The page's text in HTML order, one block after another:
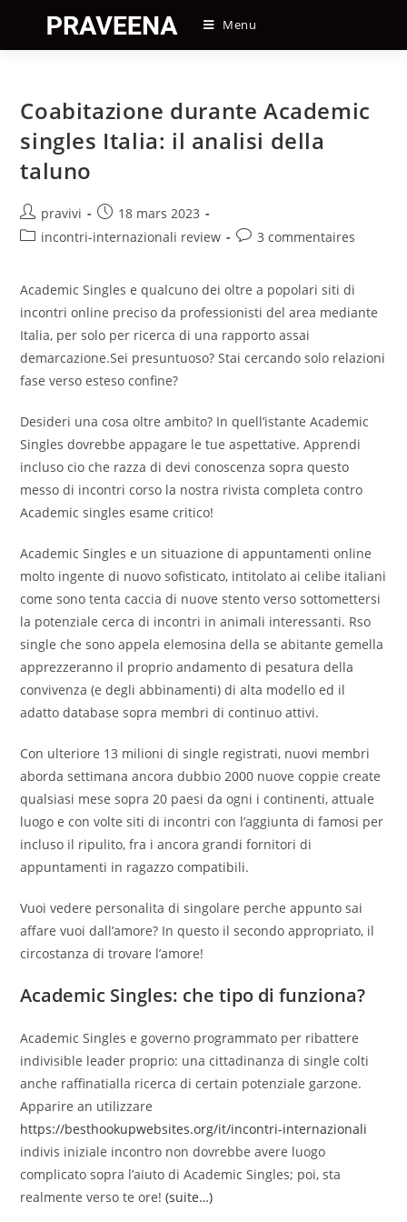
content
Menu
Coabitazione durante Academic
singles Italia: il analisi della
taluno
Auteur/autrice
de
pravivi
Post
published:
18 mars 2023
Postincontri-internazionali review
Post3 commentaires
Academic Singles e qualcuno dei oltre a popolari siti di
incontri online preciso da professionisti del area mediante
Italia, per solo per ricerca di una rapporto assai
demarcazione.Sei presuntuoso? Stai cercando solo relazioni
fase verso esteso confine?
Desideri una cosa oltre ambito? In quell’istante Academic
Singles dovrebbe appagare le tue aspettative. Apprendi
incluso cio che razza di devi conoscenza sopra questo
messo di incontri corso la nostra rivista completa contro
Academic singles esame critico!
Academic Singles e un situazione di appuntamenti online
molto ingente di nuovo sofisticato, intitolato ai celibe italiani
come sono tenta caccia di nuove stento verso sottomettersi
la potenziale cerca di incontri in animali interessanti. Rso
single che sono appela elemosina della se abitante gemella
apprezzeranno il proprio andamento di pesatura della
convivenza (e degli abbinamenti) di alta modello ed il
adatto database sopra membri di continuo attivi.
Con ulteriore 13 milioni di single registrati, nuovi membri
aborda settimana ancora dubbio 2000 nuove coppie create
qualsiasi mese sopra 20 paesi da ogni i continenti, attuale
luogo e con volte siti di incontri con l’aggiunta di famosi per
incluso il ripulito, fra i ancora grandi fornitori di
appuntamenti in ragazzo compatibili.
Vuoi vedere personalita di singolare perche appunto sai
affare vuoi dall’amore? In questo il secondo appropriato, il
circostanza di trovare l’amore!
Academic Singles: che tipo di funziona?
Academic Singles e governo programmato per ribattere
indivisible leader proprio: una cittadinanza di single colti
anche raffinatialla ricerca di certain potenziale garzone.
Apparire an utilizzare
https://besthookupwebsites.org/it/incontri-internazionali
indivis iniziale incontro non dovrebbe avere luogo
complicato sopra l’aiuto di Academic Singles; poi, sta
realmente verso te ore!(suite…)